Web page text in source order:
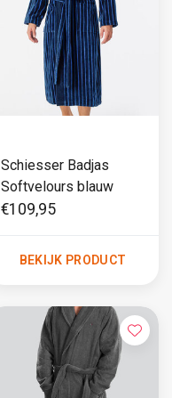
Schiesser Badjas
Softvelours blauw
€109,95
BEKIJK PRODUCT